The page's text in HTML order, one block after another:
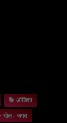
ओडिशा
खेल - जगत